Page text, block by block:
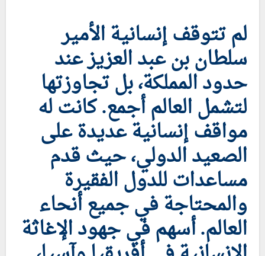
لم تتوقف إنسانية الأمير
سلطان بن عبد العزيز عند
حدود المملكة، بل تجاوزتها
لتشمل العالم أجمع. كانت له
مواقف إنسانية عديدة على
الصعيد الدولي، حيث قدم
مساعدات للدول الفقيرة
والمحتاجة في جميع أنحاء
العالم. أسهم في جهود الإغاثة